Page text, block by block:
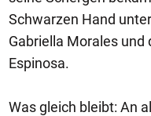
Schwarzen Hand
Gabriella Morales
Espinosa.
Was gleich bleibt: An